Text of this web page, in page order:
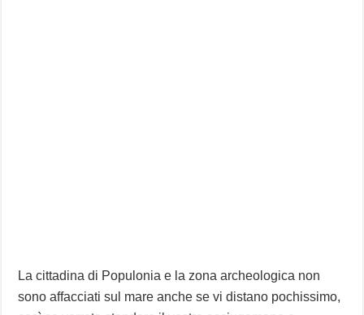
La cittadina di Populonia e la zona archeologica non
sono affacciati sul mare anche se vi distano pochissimo,